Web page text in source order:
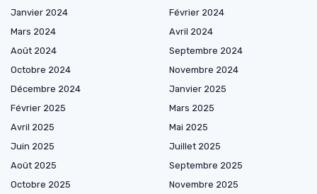
Janvier 2024
Février 2024
Mars 2024
Avril 2024
Août 2024
Septembre 2024
Octobre 2024
Novembre 2024
Décembre 2024
Janvier 2025
Février 2025
Mars 2025
Avril 2025
Mai 2025
Juin 2025
Juillet 2025
Août 2025
Septembre 2025
Octobre 2025
Novembre 2025